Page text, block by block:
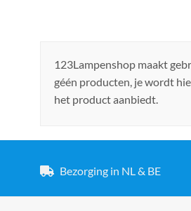
123Lampenshop maakt
géén producten, je wordt
het product aanbiedt.
Bezorging in NL & BE